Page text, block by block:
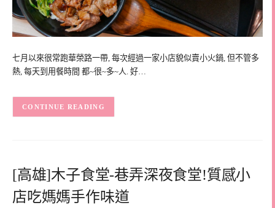
七月以來很常跑華榮路一帶, 每次經過一家小店貌似賣小火鍋, 但不管多
熱, 每天到用餐時間 都~很~多~人. 好…
CONTINUE READING
[高雄]木子食堂-巷弄深夜食堂!質感小
店吃媽媽手作味道